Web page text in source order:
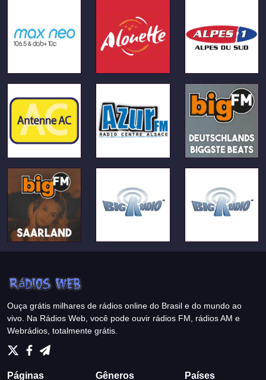
Ouça grátis milhares de rádios online do Brasil e do mundo ao
vivo. Na Rádios Web, você pode ouvir rádios FM, rádios AM e
Webrádios, totalmente grátis.
Páginas Gêneros Países